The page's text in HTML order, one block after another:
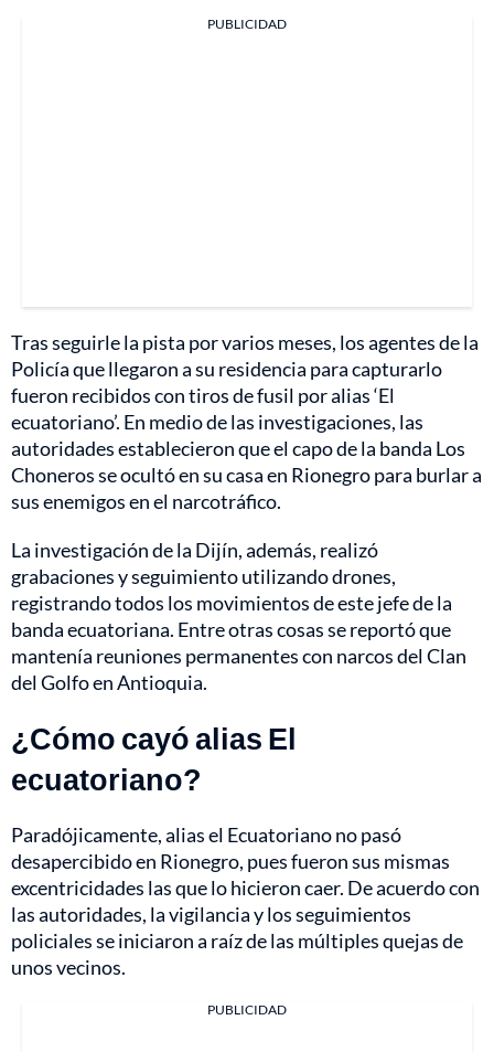
PUBLICIDAD
Tras seguirle la pista por varios meses, los agentes de la
Policía que llegaron a su residencia para capturarlo
fueron recibidos con tiros de fusil por alias ‘El
ecuatoriano’. En medio de las investigaciones, las
autoridades establecieron que el capo de la banda Los
Choneros se ocultó en su casa en Rionegro para burlar a
sus enemigos en el narcotráfico.
La investigación de la Dijín, además, realizó
grabaciones y seguimiento utilizando drones,
registrando todos los movimientos de este jefe de la
banda ecuatoriana. Entre otras cosas se reportó que
mantenía reuniones permanentes con narcos del Clan
del Golfo en Antioquia.
¿Cómo cayó alias El
ecuatoriano?
Paradójicamente, alias el Ecuatoriano no pasó
desapercibido en Rionegro, pues fueron sus mismas
excentricidades las que lo hicieron caer. De acuerdo con
las autoridades, la vigilancia y los seguimientos
policiales se iniciaron a raíz de las múltiples quejas de
unos vecinos.
PUBLICIDAD